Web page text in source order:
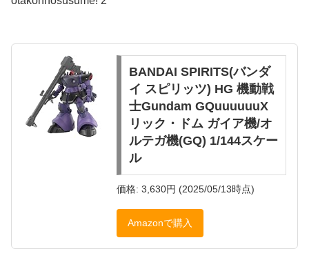
BANDAI SPIRITS(バンダ
イ スピリッツ) HG 機動戦
士Gundam GQuuuuuuX
リック・ドム ガイア機/オ
ルテガ機(GQ) 1/144スケー
ル
価格: 3,630円 (2025/05/13時点)
Amazonで購入